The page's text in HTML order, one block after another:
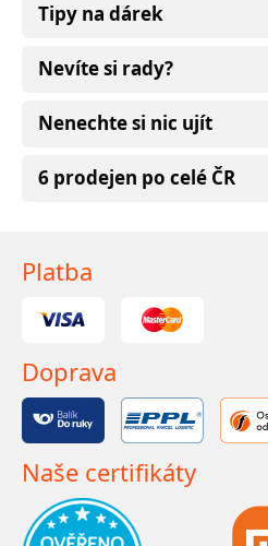
Tipy na dárek
Nevíte si rady?
Nenechte si nic ujít
6 prodejen po celé ČR
Platba
Doprava
Naše certifikáty